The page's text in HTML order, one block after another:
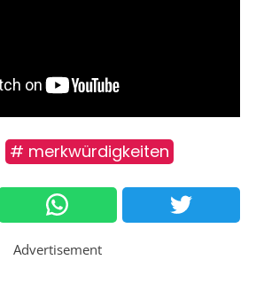
# merkwürdigkeiten
Advertisement